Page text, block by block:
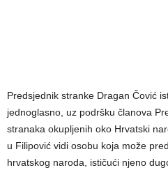
Predsjednik stranke Dragan Čović
jednoglasno, uz podršku članova
stranaka okupljenih oko Hrvatski
u Filipović vidi osobu koja može
hrvatskog naroda, ističući njeno